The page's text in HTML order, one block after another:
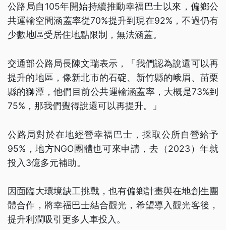
公路局自105年開始持續推動幸福巴士以來，偏鄉公
共運輸空間涵蓋率從70%提升到現在92%，不過仍有
少數地區受居住地點限制，無法涵蓋。
交通部公路局長陳文瑞表示，「我們認為說還可以再
提升的地區，像新北市的石碇、新竹縣的峨眉、苗栗
縣的獅潭，他們目前公共運輸涵蓋率，大概是73%到
75%，那我們覺得說還可以再提升。」
公路局對於在地經營幸福巴士，採取公所自營給予
95%，地方NGO團體也可來申請，去（2023）年就
投入3億多元補助。
因面臨大環境缺工挑戰，也有偏鄉計畫與在地創生團
體合作，將幸福巴士結合觀光，希望導入觀光客後，
提升利潤吸引更多人車投入。